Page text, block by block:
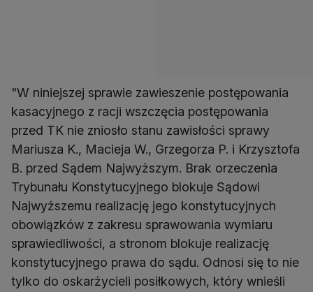
"W niniejszej sprawie zawieszenie postępowania
kasacyjnego z racji wszczęcia postępowania
przed TK nie zniosło stanu zawisłości sprawy
Mariusza K., Macieja W., Grzegorza P. i Krzysztofa
B. przed Sądem Najwyższym. Brak orzeczenia
Trybunału Konstytucyjnego blokuje Sądowi
Najwyższemu realizację jego konstytucyjnych
obowiązków z zakresu sprawowania wymiaru
sprawiedliwości, a stronom blokuje realizację
konstytucyjnego prawa do sądu. Odnosi się to nie
tylko do oskarżycieli posiłkowych, który wnieśli